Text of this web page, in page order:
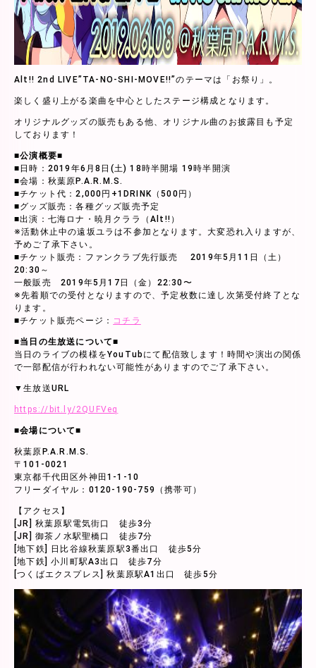
Alt!! 2nd LIVE”TA-NO-SHI-MOVE!!”のテーマは「お祭り」。
楽しく盛り上がる楽曲を中心としたステージ構成となります。
オリジナルグッズの販売もある他、オリジナル曲のお披露目も予定
しております！
■公演概要■
■日時：2019年6月8日(土) 18時半開場 19時半開演
■会場：秋葉原P.A.R.M.S.
■チケット代：2,000円+1DRINK（500円）
■グッズ販売：各種グッズ販売予定
■出演：七海ロナ・暁月クララ（Alt!!）
※活動休止中の遠坂ユラは不参加となります。大変恐れ入りますが、
予めご了承下さい。
■チケット販売：ファンクラブ先行販売 2019年5月11日（土）
20:30～
一般販売 2019年5月17日（金）22:30〜
※先着順での受付となりますので、予定枚数に達し次第受付終了とな
ります。
■チケット販売ページ： コチラ
■当日の生放送について■
当日のライブの模様をYouTubにて配信致します！時間や演出の関係
で一部配信が行われない可能性がありますのでご了承下さい。
▼生放送URL
https://bit.ly/2QUFVeq
■会場について■
秋葉原P.A.R.M.S.
〒101-0021
東京都千代田区外神田1-1-10
フリーダイヤル：0120-190-759（携帯可）
【アクセス】
[JR] 秋葉原駅電気街口 徒歩3分
[JR] 御茶ノ水駅聖橋口 徒歩7分
[地下鉄] 日比谷線秋葉原駅3番出口 徒歩5分
[地下鉄] 小川町駅A3出口 徒歩7分
[つくばエクスプレス] 秋葉原駅A1出口 徒歩5分